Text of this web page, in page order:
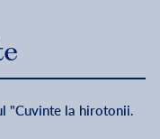
"Cuvinte la hirotonii.